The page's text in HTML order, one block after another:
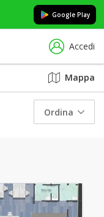
Google Play
Accedi
Mappa
Ordina